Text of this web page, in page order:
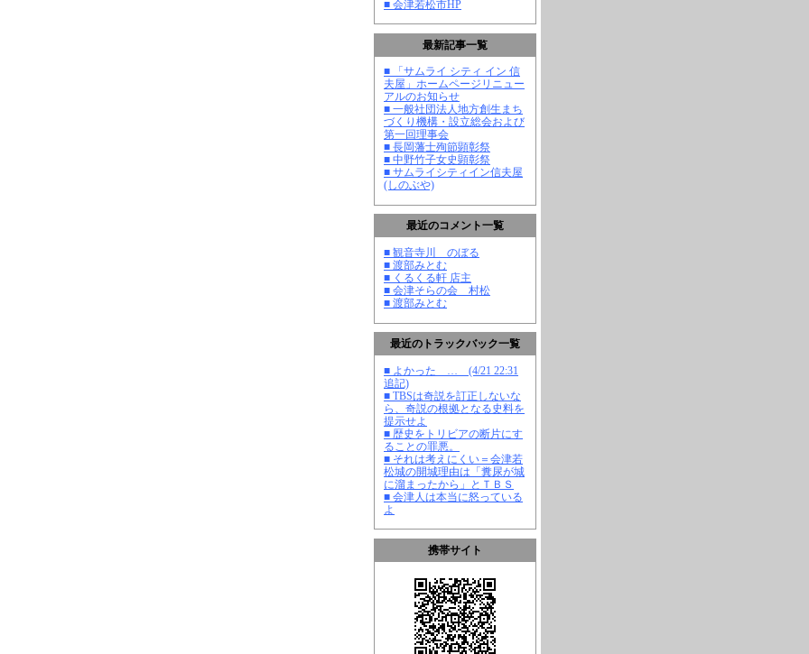
■ 会津若松市HP
最新記事一覧
■ 「サムライ シティ イン 信
夫屋」ホームページリニュー
アルのお知らせ
■ 一般社団法人地方創生まち
づくり機構・設立総会および
第一回理事会
■ 長岡藩士殉節顕彰祭
■ 中野竹子女史顕彰祭
■ サムライシティイン信夫屋
(しのぶや)
最近のコメント一覧
■ 観音寺川 のぼる
■ 渡部みとむ
■ くるくる軒 店主
■ 会津そらの会 村松
■ 渡部みとむ
最近のトラックバック一覧
■ よかった … (4/21 22:31
追記)
■ TBSは奇説を訂正しないな
ら、奇説の根拠となる史料を
提示せよ
■ 歴史をトリビアの断片にす
ることの罪悪。
■ それは考えにくい＝会津若
松城の開城理由は「糞尿が城
に溜まったから」とＴＢＳ
■ 会津人は本当に怒っている
よ
携帯サイト